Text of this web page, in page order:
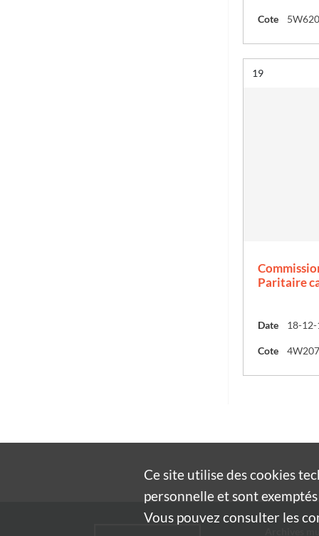
Cote 5W620
Résultat n°
19
Paritaire
Date 18-
Cote 4W207
Ce site utilise descookies
personnelle et sont
Vous pouvez consulter les